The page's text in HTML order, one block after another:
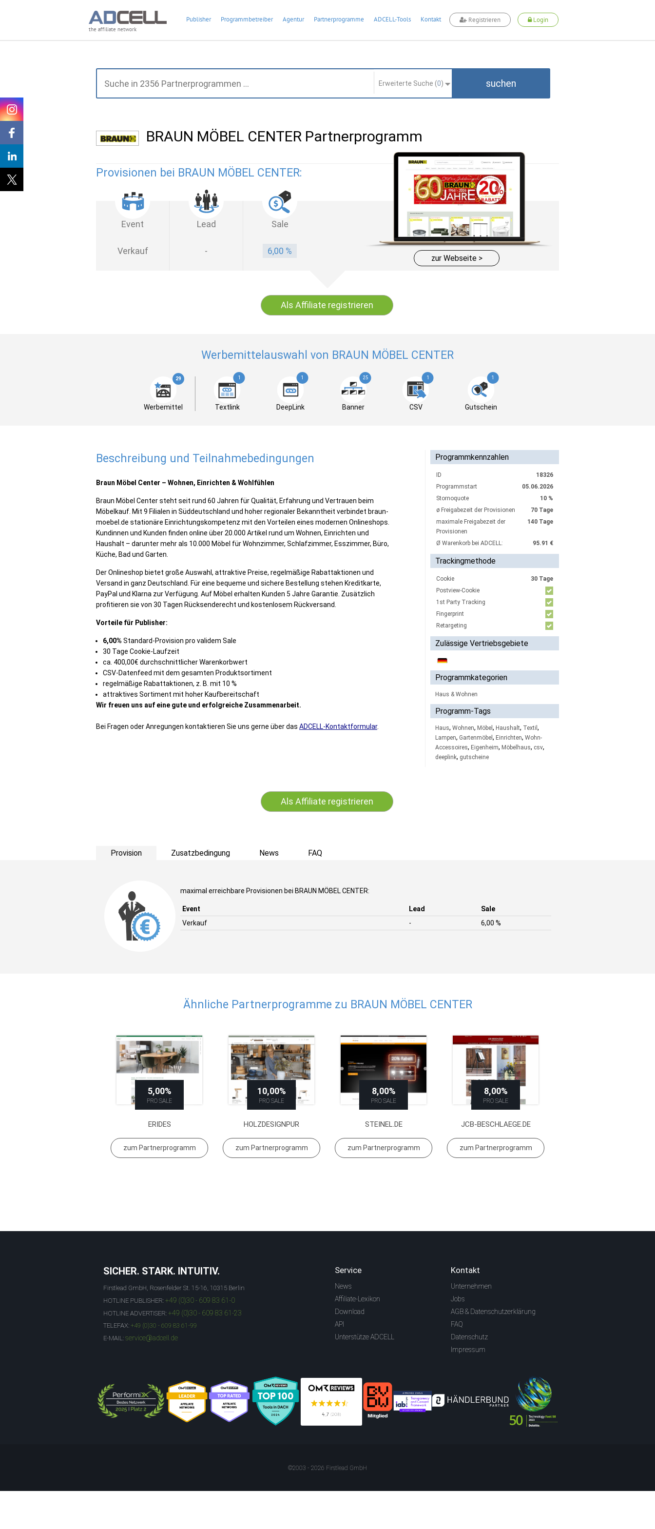
the affiliate network
Publisher Programmbetreiber Agentur Partnerprogramme ADCELL-Tools Kontakt Registrieren Login
Erweiterte Suche (0) suchen
BRAUN MÖBEL CENTER Partnerprogramm
Provisionen bei BRAUN MÖBEL CENTER:
Event Lead Sale
Verkauf - 6,00 %
zur Webseite >
Als Affiliate registrieren
Werbemittelauswahl von BRAUN MÖBEL CENTER
29
Werbemittel
1
Textlink
1
DeepLink
25
Banner
1
CSV
1
Gutschein
Beschreibung und Teilnahmebedingungen
Braun Möbel Center – Wohnen, Einrichten & Wohlfühlen
Braun Möbel Center steht seit rund 60 Jahren für Qualität, Erfahrung und Vertrauen beim
Möbelkauf. Mit 9 Filialen in Süddeutschland und hoher regionaler Bekanntheit verbindet braun-
moebel.de stationäre Einrichtungskompetenz mit den Vorteilen eines modernen Onlineshops.
Kundinnen und Kunden finden online über 20.000 Artikel rund um Wohnen, Einrichten und
Haushalt – darunter mehr als 10.000 Möbel für Wohnzimmer, Schlafzimmer, Esszimmer, Büro,
Küche, Bad und Garten.
Der Onlineshop bietet große Auswahl, attraktive Preise, regelmäßige Rabattaktionen und
Versand in ganz Deutschland. Für eine bequeme und sichere Bestellung stehen Kreditkarte,
PayPal und Klarna zur Verfügung. Auf Möbel erhalten Kunden 5 Jahre Garantie. Zusätzlich
profitieren sie von 30 Tagen Rücksenderecht und kostenlosem Rückversand.
Vorteile für Publisher:
6,00% Standard-Provision pro validem Sale
30 Tage Cookie-Laufzeit
ca. 400,00€ durchschnittlicher Warenkorbwert
CSV-Datenfeed mit dem gesamten Produktsortiment
regelmäßige Rabattaktionen, z. B. mit 10 %
attraktives Sortiment mit hoher Kaufbereitschaft
Wir freuen uns auf eine gute und erfolgreiche Zusammenarbeit.
Bei Fragen oder Anregungen kontaktieren Sie uns gerne über das ADCELL-Kontaktformular.
Programmkennzahlen
ID
18326
Programmstart
05.06.2026
Stornoquote
10 %
ø Freigabezeit der Provisionen
70 Tage
maximale Freigabezeit der
Provisionen
140 Tage
Ø Warenkorb bei ADCELL: 95.91 €
Trackingmethode
Cookie
30 Tage
Postview-Cookie
1st Party Tracking
Fingerprint
Retargeting
Zulässige Vertriebsgebiete
Programmkategorien
Haus & Wohnen
Programm-Tags
Haus, Wohnen, Möbel , Haushalt, Textil ,
Lampen, Gartenmöbel , Einrichten, Wohn-
Accessoires, Eigenheim, Möbelhaus, csv,
deeplink, gutscheine
Als Affiliate registrieren
Provision Zusatzbedingung News FAQ
maximal erreichbare Provisionen bei BRAUN MÖBEL CENTER:
Event Lead
Sale
Verkauf
- 6,00 %
Ähnliche Partnerprogramme zu BRAUN MÖBEL CENTER
5,00%
PRO SALE
ERIDES
zum Partnerprogramm
10,00%
PRO SALE
HOLZDESIGNPUR
zum Partnerprogramm
8,00%
PRO SALE
STEINEL.DE
zum Partnerprogramm
8,00%
PRO SALE
JCB-BESCHLAEGE.DE
zum Partnerprogramm
SICHER. STARK. INTUITIV.
Firstlead GmbH, Rosenfelder St. 15-16, 10315 Berlin
HOTLINE PUBLISHER: +49 (0)30 - 609 83 61-0
HOTLINE ADVERTISER: +49 (0)30 - 609 83 61-23
TELEFAX: +49 (0)30 - 609 83 61-99
E-MAIL: service@adcell.de
Service
News
Affiliate-Lexikon
Download
API
Unterstütze ADCELL
Kontakt
Unternehmen
Jobs
AGB & Datenschutzerklärung
FAQ
Datenschutz
Impressum
©2003 - 2026 Firstlead GmbH